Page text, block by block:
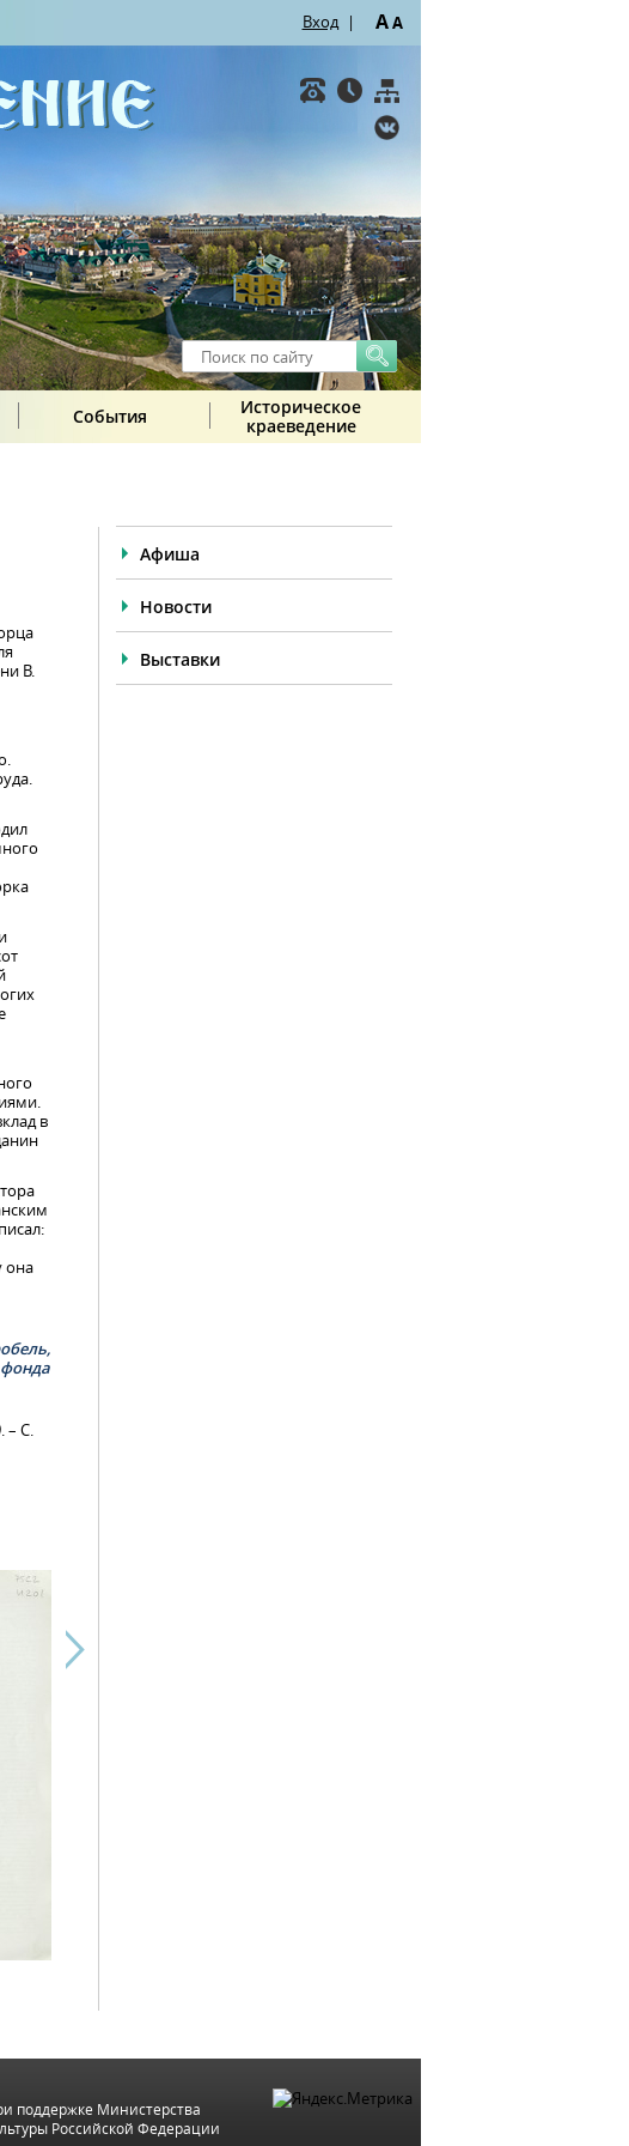
Вход | AA
События
Историческое
краеведение
В.
в
она
– С.
Афиша
Новости
Выставки
поддержке Министерства
Российской Федерации